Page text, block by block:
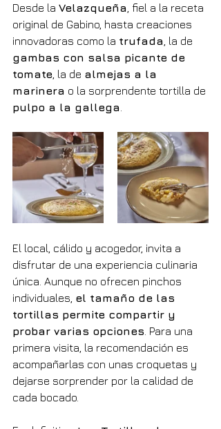
Desde la Velazqueña , fiel a la receta
original de Gabino, hasta creaciones
innovadoras como la trufada , la de
gambas con salsa picante de
tomate , la de almejas a la
marinera o la sorprendente tortilla de
pulpo a la gallega
El local, cálido y acogedor, invita a
disfrutar de una experiencia culinaria
única. Aunque no ofrecen pinchos
individuales, el tamaño de las
tortillas permite compartir y
probar varias opciones . Para una
primera visita, la recomendación es
acompañarlas con unas croquetas y
dejarse sorprender por la calidad de
cada bocado.